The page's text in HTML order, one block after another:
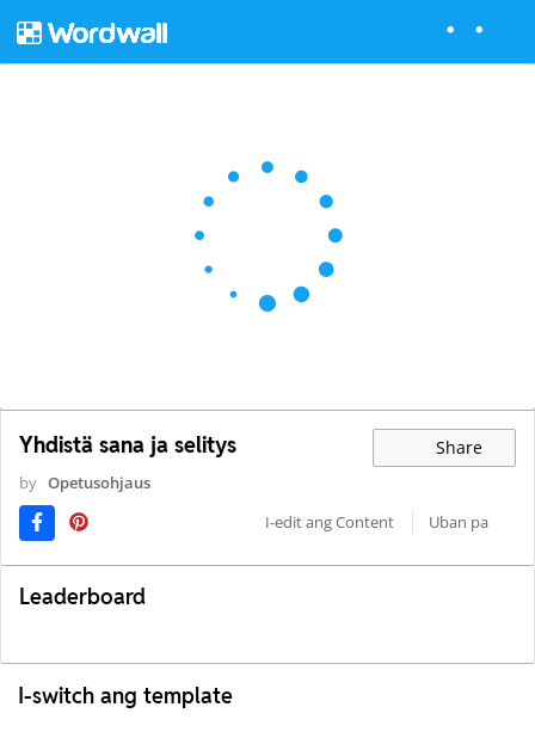
Yhdistä sana ja selitys Share
by Opetusohjaus
I-edit ang Content
Uban pa
Leaderboard
I-switch ang template